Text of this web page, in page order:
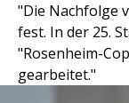
"Die Nachfolge
fest. In der 25.
"Rosenheim-
gearbeitet."